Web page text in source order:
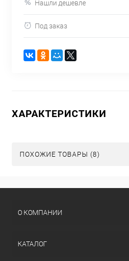
Нашли дешевле
Под заказ
ХАРАКТЕРИСТИКИ
ПОХОЖИЕ ТОВАРЫ (8)
О КОМПАНИИ
КАТАЛОГ